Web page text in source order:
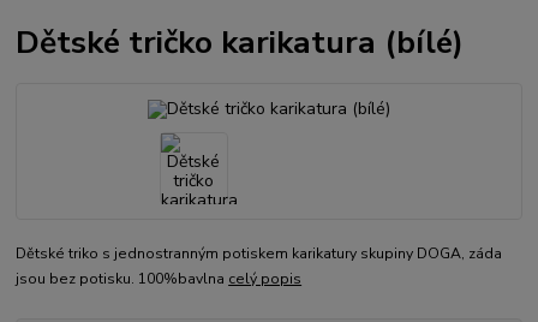
Dětské tričko karikatura (bílé)
Dětské triko s jednostranným potiskem karikatury skupiny DOGA, záda
jsou bez potisku. 100%bavlna celý popis